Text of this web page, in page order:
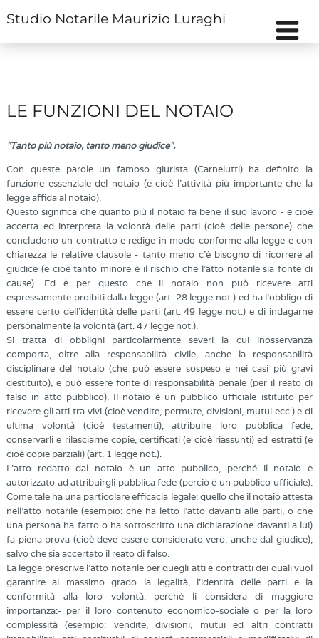
Studio Notarile Maurizio Luraghi
LE FUNZIONI DEL NOTAIO
"Tanto più notaio, tanto meno giudice".
Con queste parole un famoso giurista (Carnelutti) ha definito la
funzione essenziale del notaio (e cioè l’attività più importante che la
legge affida al notaio).
Questo significa che quanto più il notaio fa bene il suo lavoro - e cioè
accerta ed interpreta la volontà delle parti (cioè delle persone) che
concludono un contratto e redige in modo conforme alla legge e con
chiarezza le relative clausole - tanto meno c’è bisogno di ricorrere al
giudice (e cioè tanto minore è il rischio che l’atto notarile sia fonte di
cause). Ed è per questo che il notaio non può ricevere atti
espressamente proibiti dalla legge (art. 28 legge not.) ed ha l’obbligo di
essere certo dell’identità delle parti (art. 49 legge not.) e di indagarne
personalmente la volontà (art. 47 legge not.).
Si tratta di obblighi particolarmente severi la cui inosservanza
comporta, oltre alla responsabilità civile, anche la responsabilità
disciplinare del notaio (che può essere sospeso e nei casi più gravi
destituito), e può essere fonte di responsabilità penale (per il reato di
falso in atto pubblico). Il notaio è un pubblico ufficiale istituito per
ricevere gli atti tra vivi (cioè vendite, permute, divisioni, mutui ecc.) e di
ultima volontà (cioè testamenti), attribuire loro pubblica fede,
conservarli e rilasciarne copie, certificati (e cioè riassunti) ed estratti (e
cioè copie parziali) (art. 1 legge not.).
L’atto redatto dal notaio è un atto pubblico, perché il notaio è
autorizzato ad attribuirgli pubblica fede (perciò è un pubblico ufficiale).
Come tale ha una particolare efficacia legale: quello che il notaio attesta
nell’atto notarile (esempio: che ha letto l’atto davanti alle parti, o che
una persona ha fatto o ha sottoscritto una dichiarazione davanti a lui)
fa piena prova (cioè deve essere considerato vero, anche dal giudice),
salvo che sia accertato il reato di falso.
La legge prescrive l’atto notarile per quegli atti e contratti dei quali vuol
garantire al massimo grado la legalità, l’identità delle parti e la
conformità alla loro volontà, perché li considera di maggiore
importanza:- per il loro contenuto economico-sociale o per la loro
complessità (esempio: vendite, divisioni, mutui ed altri contratti